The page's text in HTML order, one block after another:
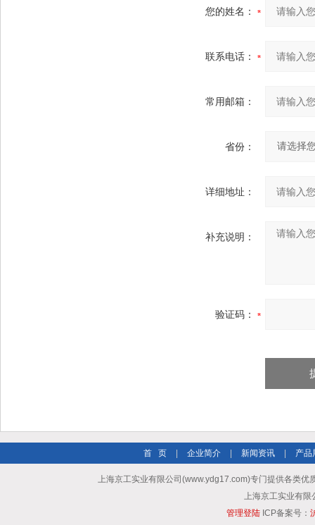
您的姓名：
联系电话：
常用邮箱：
省份：
详细地址：
补充说明：
验证码：
首 页 企业简介 新闻资讯 产品
上海京工实业有限公司(www.ydg17.com)专门提供各类优
上海京工实业有限
管理登陆ICP备案号：